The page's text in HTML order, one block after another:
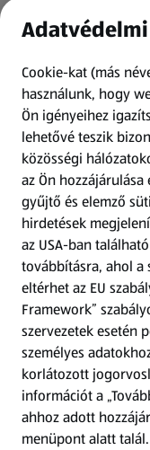
Információk
Kérdőív
Fizetési lehetőségek
ALDI utalványok
Árcsökkentés
Adattörlő alkalmazás
Szervizpont
(új oldalon nyílik
Fedezz fel minket
Cookie-kat (más
használunk, hogy
Ön igényeihez
lehetővé teszik
közösségi
az Ön
gyűjtő és elemző
hirdetések
az USA-ban
továbbításra, ahol a
eltérhet az EU
Framework”
szervezetek esetén
személyes
korlátozott
információt a
ahhoz adott
menüpont alatt talál.